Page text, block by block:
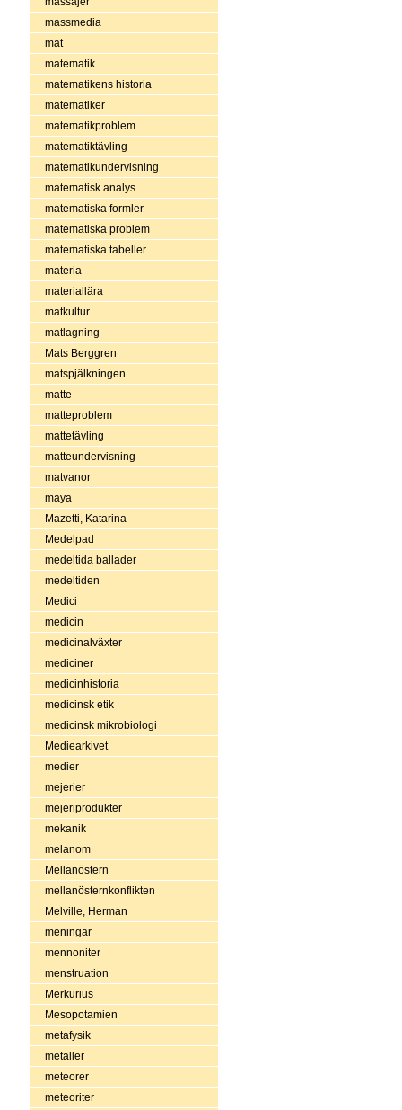
massmedia
mat
matematik
matematikens historia
matematiker
matematikproblem
matematiktävling
matematikundervisning
matematisk analys
matematiska formler
matematiska problem
matematiska tabeller
materia
materiallära
matkultur
matlagning
Mats Berggren
matspjälkningen
matte
matteproblem
mattetävling
matteundervisning
matvanor
maya
Mazetti, Katarina
Medelpad
medeltida ballader
medeltiden
Medici
medicin
medicinalväxter
mediciner
medicinhistoria
medicinsk etik
medicinsk mikrobiologi
Mediearkivet
medier
mejerier
mejeriprodukter
mekanik
melanom
Mellanöstern
mellanösternkonflikten
Melville, Herman
meningar
mennoniter
menstruation
Merkurius
Mesopotamien
metafysik
metaller
meteorer
meteoriter